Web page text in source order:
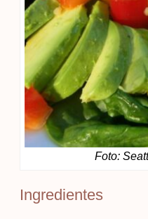
Foto:
Ingredientes